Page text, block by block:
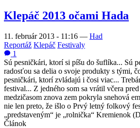
Klepáč 2013 očami Hada
11. február 2013 - 11:16 — Had
Reportáž Klepáč Festivaly
1
Sú pesničkári, ktorí si píšu do šuflíka... Sú
radosťou sa delia o svoje produkty s tými,
pesničkári, ktorí zvládajú i čosi viac...
festival... Z jedného som sa vrátil včera
medzičasom znova zem pokryla snehová
nie len preto, že išlo o Prvý letný folkový
„predstaveným“ je „rolnička“ Kremienok
Článok